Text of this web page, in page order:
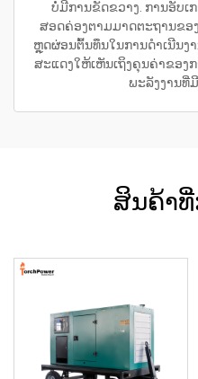
ບໍ່ມີການຂັດຂວາງ. ການອັບ
ສອດຄ່ອງຕາມມາດຕະຖານຂອ
ຫຼຸດຜ່ອນຕົ້ນທຶນໃນການດຳເນີນງາ
ສະແດງໃຫ້ເຫັນເຖິງຄຸນຄ່າຂອງ
ພະລັງງານທີ່
ສິນຄ້າ